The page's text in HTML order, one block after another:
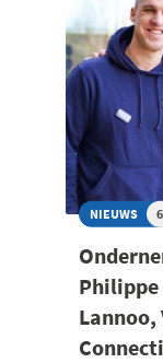
NIEUWS
Lannoo,